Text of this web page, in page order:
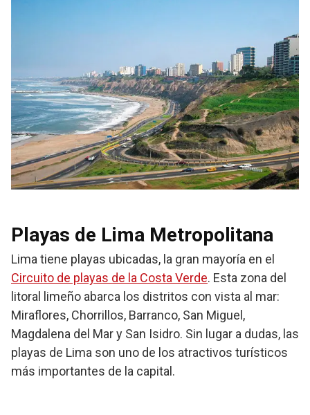
Playas de Lima Metropolitana
Lima tiene playas ubicadas, la gran mayoría en el
Circuito de playas de la Costa Verde. Esta zona del
litoral limeño abarca los distritos con vista al mar:
Miraflores, Chorrillos, Barranco, San Miguel,
Magdalena del Mar y San Isidro. Sin lugar a dudas, las
playas de Lima son uno de los atractivos turísticos
más importantes de la capital.